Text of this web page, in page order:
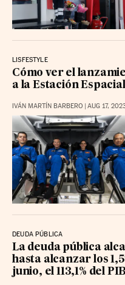
LISFESTYLE
Cómo ver el
a la Estación
IVÁN MARTÍN BARBERO AUG 17,
DEUDA PÚBLICA
La deuda pública
hasta alcanzar los
junio, el 113,1% del PIB